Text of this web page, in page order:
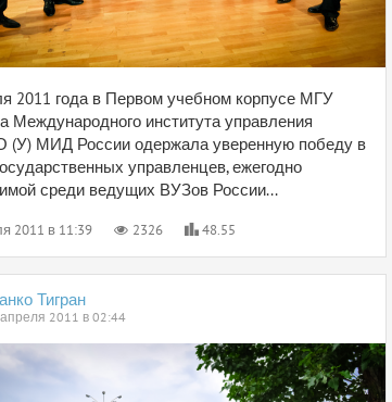
2011 года в Первом учебном корпусе МГУ
Международного института управления
МИД России одержала уверенную победу в
управленцев, ежегодно
среди ведущих ВУЗов России...
2011 в 11:39 2326 48.55
Тигран
2011 в 02:44